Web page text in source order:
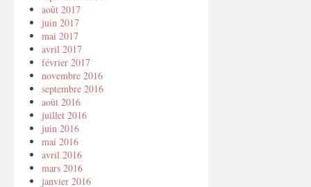
août 2017
juin 2017
mai 2017
avril 2017
février 2017
novembre 2016
septembre 2016
août 2016
juillet 2016
juin 2016
mai 2016
avril 2016
mars 2016
janvier 2016